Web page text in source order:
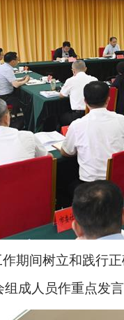
期间树立和践行
成人员作重点发